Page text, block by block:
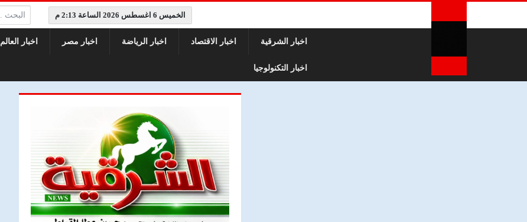
الخميس 6 اغسطس 2026 الساعة 2:13 م البحث:
اخبار الشرقية اخبار الاقتصاد اخبار الرياضة اخبار مصر اخبار العالم
اخبار التكنولوجيا